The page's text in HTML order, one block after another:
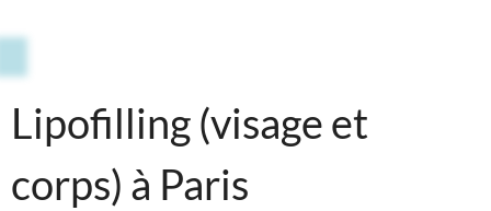
Lipofilling (visage et
corps) à Paris